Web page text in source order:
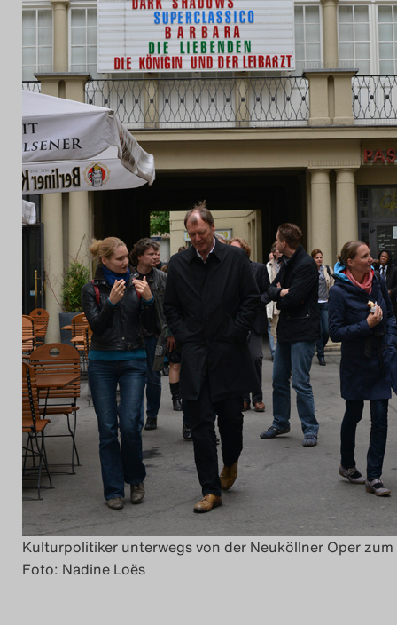
Kulturpolitiker unterwegs von der Neuköllner Oper
Foto: Nadine Loës